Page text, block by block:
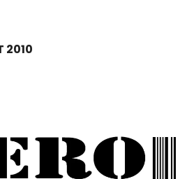
2010